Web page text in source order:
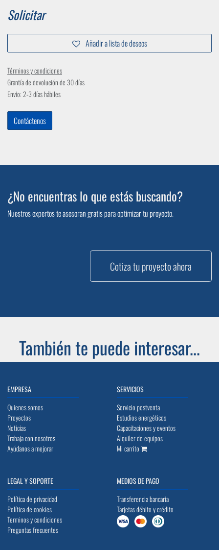
Solicitar
Añadir a lista de deseos
Términos y condiciones
Grantía de devolución de 30 días
Envío: 2-3 días hábiles
Contáctenos
¿No encuentras lo que estás buscando?
Nuestros expertos te asesoran gratis para optimizar tu proyecto.
Cotiza tu proyecto ahora
También te puede interesar...
EMPRESA
Quienes somos
Proyectos
Noticias
Trabaja con nosotros
Ayúdanos a mejorar
SERVICIOS
Servicio postventa
Estudios energéticos
Capacitaciones y eventos
Alquiler de equipos
Mi carrito
LEGAL Y SOPORTE
Política de privacidad
Política de cookies
Terminos y condiciones
Preguntas frecuentes
MEDIOS DE PAGO
Transferencia bancaria
Tarjetas débito y crédito